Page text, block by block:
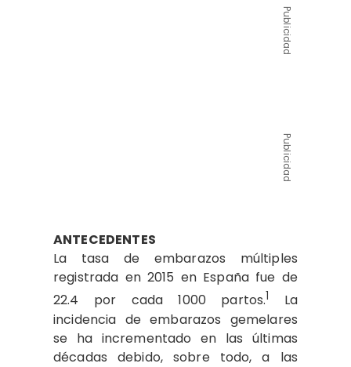
Publicidad
Publicidad
ANTECEDENTES
La tasa de embarazos múltiples
registrada en 2015 en España fue de
22.4 por cada 1000 partos.1
La
incidencia de embarazos gemelares
se ha incrementado en las últimas
décadas debido, sobre todo, a las